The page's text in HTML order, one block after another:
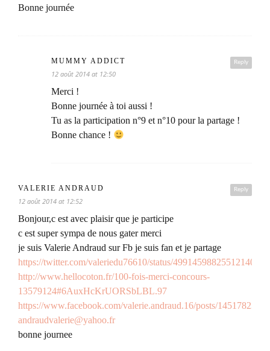
Bonne journée
Reply
MUMMY ADDICT
12 août 2014 at 12:50
Merci !
Bonne journée à toi aussi !
Tu as la participation n°9 et n°10 pour la partage !
Bonne chance !
Reply
VALERIE ANDRAUD
12 août 2014 at 12:52
Bonjour,c est avec plaisir que je participe
c est super sympa de nous gater merci
je suis Valerie Andraud sur Fb je suis fan et je partage
https://twitter.com/valeriedu76610/status/499145988255121409
http://www.hellocoton.fr/100-fois-merci-concours-
13579124#6AuxHcKrUORSbLBL.97
https://www.facebook.com/valerie.andraud.16/posts/
andraudvalerie@yahoo.fr
bonne journee